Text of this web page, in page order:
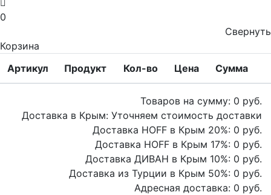
0
Свернуть
Корзина
Артикул
Продукт Кол-во Цена Сумма
Товаров на сумму: 0 руб.
Доставка в Крым: Уточняем стоимость доставки
Доставка HOFF в Крым 20%: 0 руб.
Доставка HOFF в Крым 17%: 0 руб.
Доставка ДИВАН в Крым 10%: 0 руб.
Доставка из Турции в Крым 50%: 0 руб.
Адресная доставка: 0 руб.